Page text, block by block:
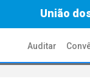
União
Auditar